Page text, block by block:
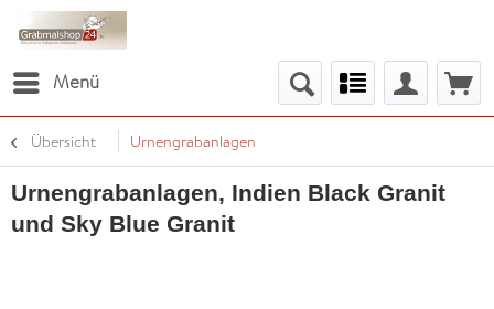
Menü
Übersicht Urnengrabanlagen
Urnengrabanlagen, Indien Black Granit
und Sky Blue Granit